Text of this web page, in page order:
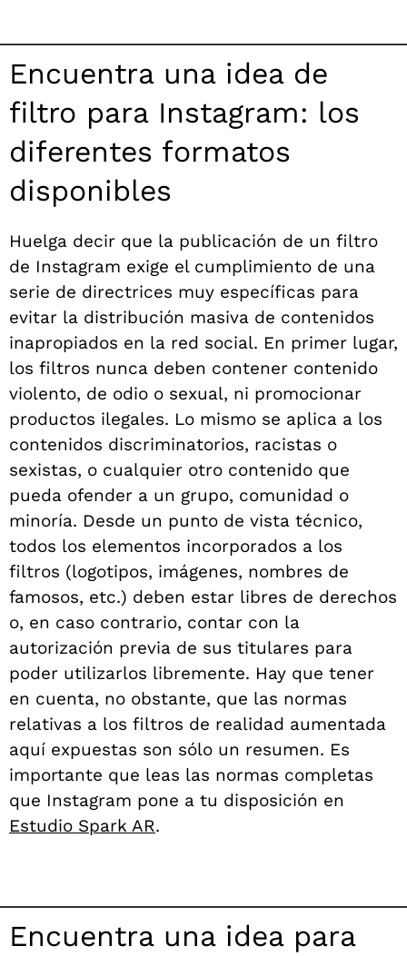
Encuentra una idea de
filtro para Instagram: los
diferentes formatos
disponibles
Huelga decir que la publicación de un filtro
de Instagram exige el cumplimiento de una
serie de directrices muy específicas para
evitar la distribución masiva de contenidos
inapropiados en la red social. En primer lugar,
los filtros nunca deben contener contenido
violento, de odio o sexual, ni promocionar
productos ilegales. Lo mismo se aplica a los
contenidos discriminatorios, racistas o
sexistas, o cualquier otro contenido que
pueda ofender a un grupo, comunidad o
minoría. Desde un punto de vista técnico,
todos los elementos incorporados a los
filtros (logotipos, imágenes, nombres de
famosos, etc.) deben estar libres de derechos
o, en caso contrario, contar con la
autorización previa de sus titulares para
poder utilizarlos libremente. Hay que tener
en cuenta, no obstante, que las normas
relativas a los filtros de realidad aumentada
aquí expuestas son sólo un resumen. Es
importante que leas las normas completas
que Instagram pone a tu disposición en
Estudio Spark AR.
Encuentra una idea para